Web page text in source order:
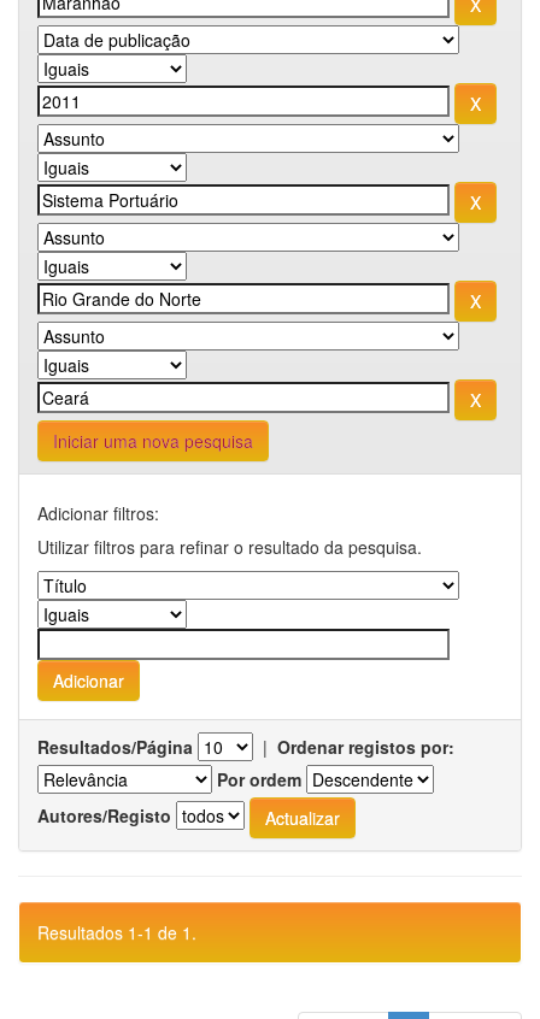
Iniciar uma nova pesquisa
Adicionar filtros:
Utilizar filtros para refinar o resultado da pesquisa.
Resultados/Página | Ordenar registos por:
Por ordem
Autores/Registo
Resultados 1-1 de 1.